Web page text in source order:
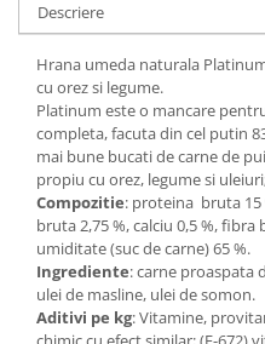
Descriere
Hrana umeda naturala
cu orez si legume.
Platinum este o mancare
completa, facuta din cel putin
mai bune bucati de carne de
propiu cu orez, legume si
Compozitie: proteina bruta 15
bruta 2,75 %, calciu 0,5 %, fibra
umiditate (suc de carne) 65 %.
Ingrediente: carne proaspata
ulei de masline, ulei de somon.
Aditivi pe kg: Vitamine,